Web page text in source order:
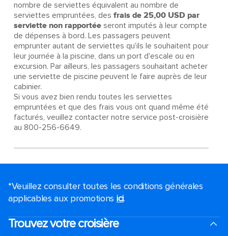
nombre de serviettes équivalent au nombre de
serviettes empruntées, des frais de 25,00 USD par
serviette non rapportéeseront imputés à leur compte
de dépenses à bord. Les passagers peuvent
emprunter autant de serviettes qu'ils le souhaitent pour
leur journée à la piscine, dans un port d'escale ou en
excursion. Par ailleurs, les passagers souhaitant acheter
une serviette de piscine peuvent le faire auprès de leur
cabinier.
Si vous avez bien rendu toutes les serviettes
empruntées et que des frais vous ont quand même été
facturés, veuillez contacter notre service post-croisière
au 800-256-6649.
*Veuillez consulter toutes les conditions générales
applicables aux promotions ici.
Trouvez votre croisière